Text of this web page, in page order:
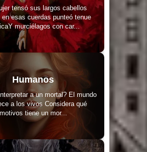
tensó sus largos cabellos
en esas cuerdas punteó tenue
murciélagos con car...
Humanos
a un mortal? El mundo
a los vivos Considera qué
motivos tiene un mor...